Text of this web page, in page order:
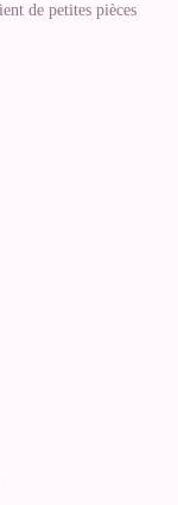
de petites pièces